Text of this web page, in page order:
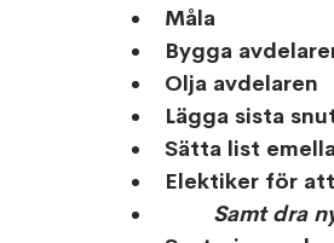
Måla
Bygga
Olja avdelaren
Lägga sista
Sätta list
Elektiker för
Samt dra